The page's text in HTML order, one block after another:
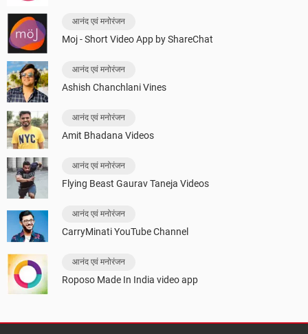
आनंद एवं मनोरंजन
Moj - Short Video App by ShareChat
आनंद एवं मनोरंजन
Ashish Chanchlani Vines
आनंद एवं मनोरंजन
Amit Bhadana Videos
आनंद एवं मनोरंजन
Flying Beast Gaurav Taneja Videos
आनंद एवं मनोरंजन
CarryMinati YouTube Channel
आनंद एवं मनोरंजन
Roposo Made In India video app